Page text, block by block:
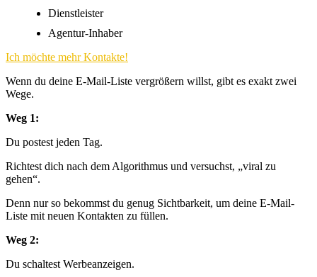
Dienstleister
Agentur-Inhaber
Ich möchte mehr Kontakte!
Wenn du deine E-Mail-Liste vergrößern willst, gibt es exakt zwei
Wege.
Weg 1:
Du postest jeden Tag.
Richtest dich nach dem Algorithmus und versuchst, „viral zu
gehen“.
Denn nur so bekommst du genug Sichtbarkeit, um deine E-Mail-
Liste mit neuen Kontakten zu füllen.
Weg 2:
Du schaltest Werbeanzeigen.